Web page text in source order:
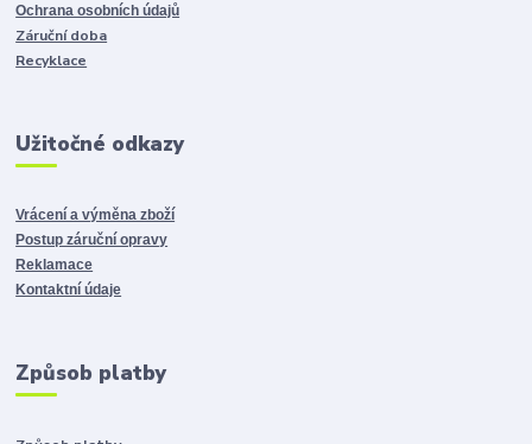
Ochrana osobních údajů
Záruční doba
Recyklace
Užitočné odkazy
Vrácení a výměna zboží
Postup záruční opravy
Reklamace
Kontaktní údaje
Způsob platby